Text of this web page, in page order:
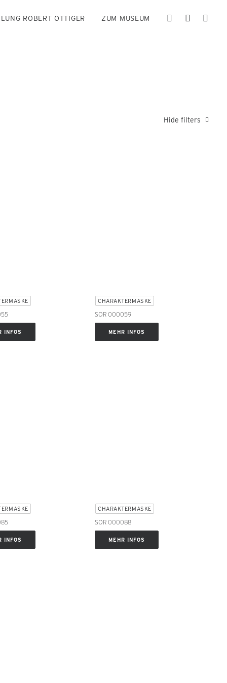
ROBERT OTTIGER ZUM MUSEUM
Hide filters
INFOS
CHARAKTERMASKE
SOR 000059
MEHR INFOS
INFOS
CHARAKTERMASKE
SOR 000088
MEHR INFOS